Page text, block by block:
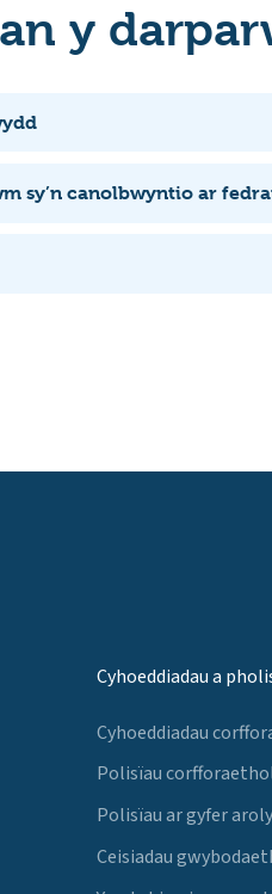
y
sy’n canolbwyntio ar
Cyhoeddiadau a
Cyhoeddiadau
Polisïau
Polisïau ar gyfer
Ceisiadau